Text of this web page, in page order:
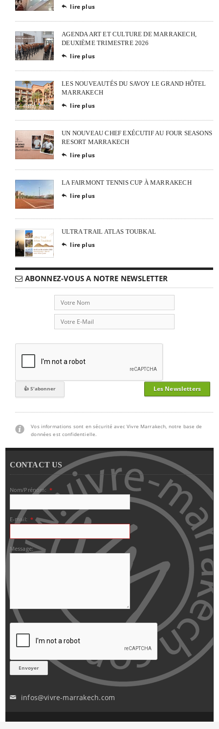
 lire plus
AGENDA ART ET CULTURE DE MARRAKECH,
DEUXIÈME TRIMESTRE 2026
 lire plus
LES NOUVEAUTÉS DU SAVOY LE GRAND HÔTEL
MARRAKECH
 lire plus
UN NOUVEAU CHEF EXÉCUTIF AU FOUR SEASONS
RESORT MARRAKECH
 lire plus
LA FAIRMONT TENNIS CUP À MARRAKECH
 lire plus
ULTRA TRAIL ATLAS TOUBKAL
 lire plus
ABONNEZ-VOUS A NOTRE NEWSLETTER
Les Newsletters
Vos informations sont en sécurité avec Vivre Marrakech, notre base de
données est confidentielle.
CONTACT US
Nom/Prénom: *
E-mail: *
Message:
✉ infos@vivre-marrakech.com